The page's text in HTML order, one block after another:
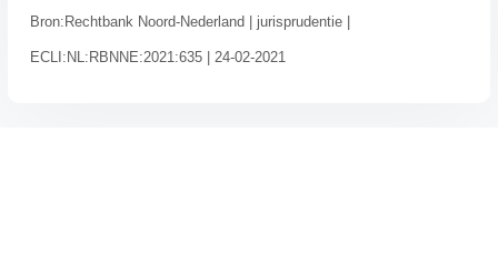
Bron:Rechtbank Noord-Nederland | jurisprudentie |
ECLI:NL:RBNNE:2021:635 | 24-02-2021